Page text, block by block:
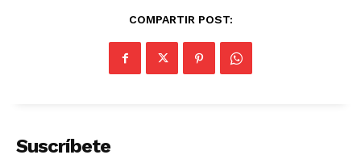
COMPARTIR POST:
Suscríbete